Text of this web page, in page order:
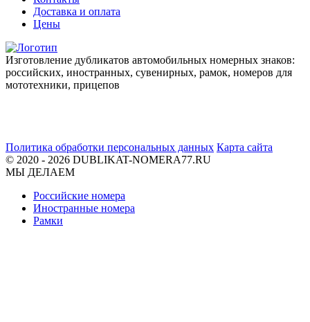
Доставка и оплата
Цены
Изготовление дубликатов автомобильных номерных знаков:
российских, иностранных, сувенирных, рамок, номеров для
мототехники, прицепов
Политика обработки персональных данных Карта сайта
© 2020 - 2026 DUBLIKAT-NOMERA77.RU
МЫ ДЕЛАЕМ
Российские номера
Иностранные номера
Рамки